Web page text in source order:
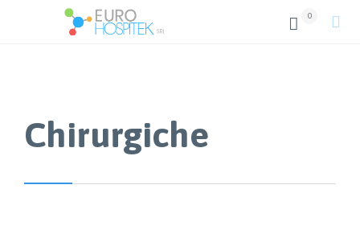
 0 
Chirurgiche